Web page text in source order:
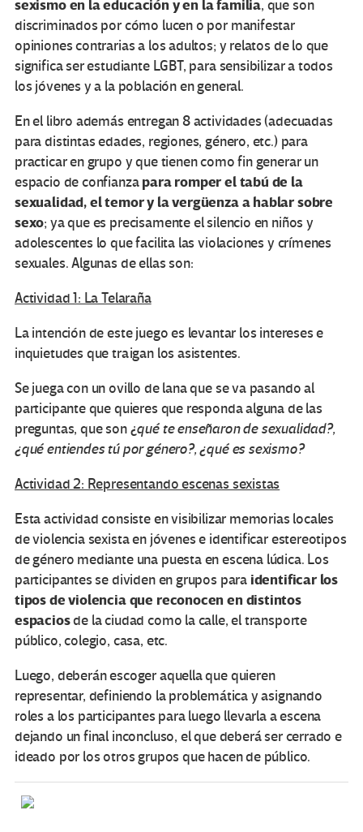
sexismo en la educación y en la familia, que son
discriminados por cómo lucen o por manifestar
opiniones contrarias a los adultos; y relatos de lo que
significa ser estudiante LGBT, para sensibilizar a todos
los jóvenes y a la población en general.
En el libro además entregan 8 actividades (adecuadas
para distintas edades, regiones, género, etc.) para
practicar en grupo y que tienen como fin generar un
espacio de confianzapara romper el tabú de la
sexualidad, el temor y la vergüenza a hablar sobre
sexo; ya que es precisamente el silencio en niños y
adolescentes lo que facilita las violaciones y crímenes
sexuales. Algunas de ellas son:
Actividad 1: La Telaraña
La intención de este juego es levantar los intereses e
inquietudes que traigan los asistentes.
Se juega con un ovillo de lana que se va pasando al
participante que quieres que responda alguna de las
preguntas, que son ¿qué te enseñaron de sexualidad?,
¿qué entiendes tú por género?, ¿qué es sexismo?
Actividad 2: Representando escenas sexistas
Esta actividad consiste en visibilizar memorias locales
de violencia sexista en jóvenes e identificar estereotipos
de género mediante una puesta en escena lúdica. Los
participantes se dividen en grupos para identificar los
tipos de violencia que reconocen en distintos
espaciosde la ciudad como la calle, el transporte
público, colegio, casa, etc.
Luego, deberán escoger aquella que quieren
representar, definiendo la problemática y asignando
roles a los participantes para luego llevarla a escena
dejando un final inconcluso, el que deberá ser cerrado e
ideado por los otros grupos que hacen de público.